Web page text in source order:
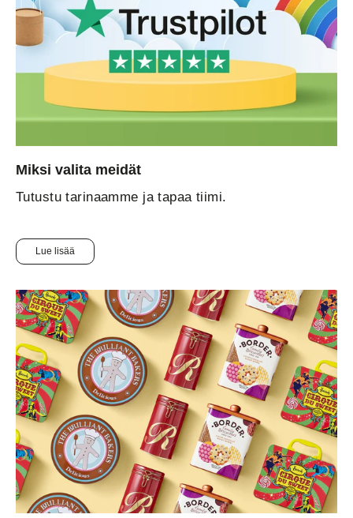
Miksi valita meidät
Tutustu tarinaamme ja tapaa tiimi.
Lue lisää